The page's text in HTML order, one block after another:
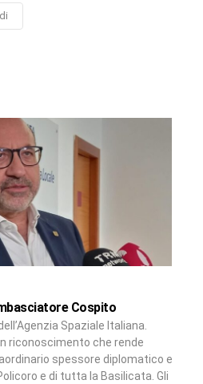
Cospito
Spaziale Italiana.
riconoscimento che rende
spessore diplomatico e
e di tutta la Basilicata. Gli